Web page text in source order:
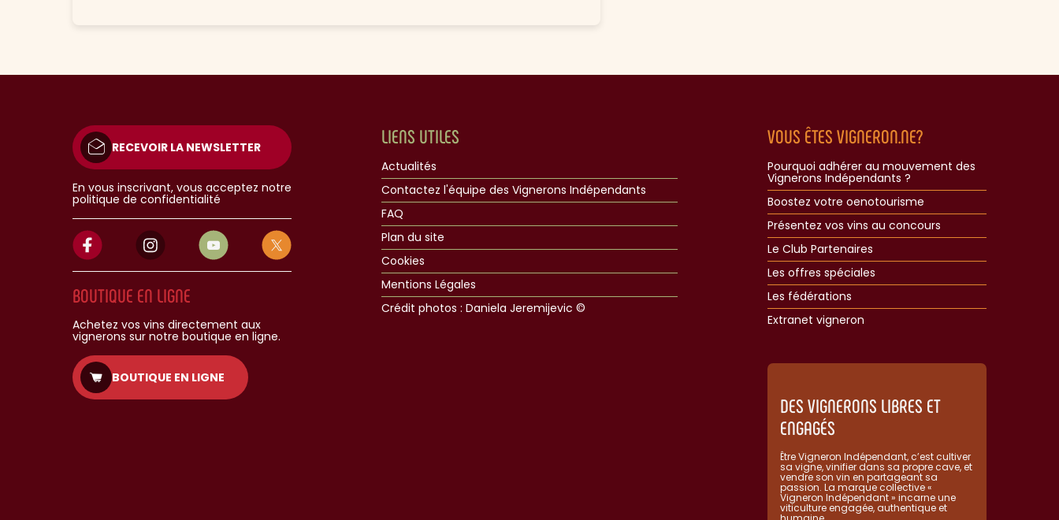
RECEVOIR LA NEWSLETTER
En vous inscrivant, vous acceptez notre
politique de confidentialité
BOUTIQUE EN LIGNE
Achetez vos vins directement aux
vignerons sur notre boutique en ligne.
BOUTIQUE EN LIGNE
LIENS UTILES
Actualités
Contactez l'équipe des Vignerons Indépendants
FAQ
Plan du site
Cookies
Mentions Légales
Crédit photos : Daniela Jeremijevic ©​
VOUS ÊTES VIGNERON.NE?
Pourquoi adhérer au mouvement des
Vignerons Indépendants ?
Boostez votre oenotourisme
Présentez vos vins au concours
Le Club Partenaires
Les offres spéciales
Les fédérations
Extranet vigneron​
DES VIGNERONS LIBRES ET
ENGAGÉS
Être Vigneron Indépendant, c’est cultiver
sa vigne, vinifier dans sa propre cave, et
vendre son vin en partageant sa
passion. La marque collective «
Vigneron Indépendant » incarne une
viticulture engagée, authentique et